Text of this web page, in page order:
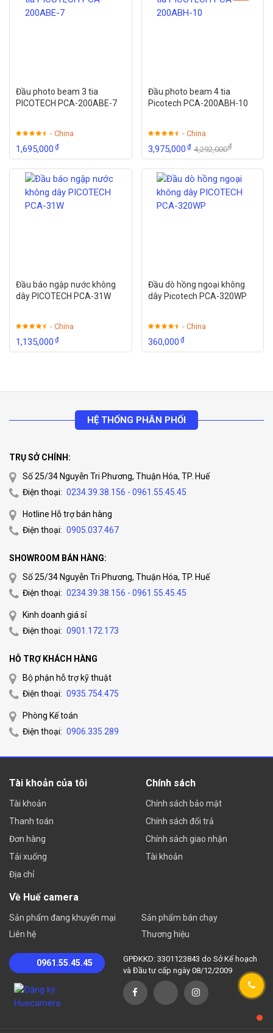
Đầu photo beam 3 tia
PICOTECH PCA-200ABE-7
- China
1,695,000₫
Đầu photo beam 4 tia
Picotech PCA-200ABH-10
- China
3,975,000₫ 4,292,000₫
Đầu báo ngập nước không
dây PICOTECH PCA-31W
- China
1,135,000₫
Đầu dò hồng ngoại không
dây Picotech PCA-320WP
- China
360,000₫
HỆ THỐNG PHÂN PHỐI
TRỤ SỞ CHÍNH:
Số 25/34 Nguyễn Tri Phương, Thuận Hóa, TP. Huế
Điện thoại: 0234.39.38.156 - 0961.55.45.45
Hotline Hỗ trợ bán hàng
Điện thoại: 0905.037.467
SHOWROOM BÁN HÀNG:
Số 25/34 Nguyễn Tri Phương, Thuận Hóa, TP. Huế
Điện thoại: 0234.39.38.156 - 0961.55.45.45
Kinh doanh giá sỉ
Điện thoại: 0901.172.173
HỖ TRỢ KHÁCH HÀNG
Bộ phận hỗ trợ kỹ thuật
Điện thoại: 0935.754.475
Phòng Kế toán
Điện thoại: 0906.335.289
Tài khoản của tôi
Tài khoản
Thanh toán
Đơn hàng
Tải xuống
Địa chỉ
Chính sách
Chính sách bảo mật
Chính sách đổi trả
Chính sách giao nhận
Tài khoản
Về Huế camera
Sản phẩm đang khuyến mại
Liên hệ
Sản phẩm bán chạy
Thương hiệu
0961.55.45.45
GPĐKKD: 3301123843 do Sở Kế hoạch
và Đầu tư cấp ngày 08/12/2009